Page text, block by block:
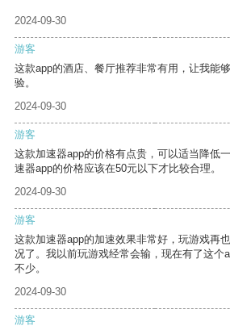
2024-09-30
游客
这款app的酒店、餐厅推荐非常有用，让我能
验。
2024-09-30
游客
这款加速器app的价格有点贵，可以适当降低
速器app的价格应该在50元以下才比较合理。
2024-09-30
游客
这款加速器app的加速效果非常好，玩游戏再
况了。我以前玩游戏经常会输，现在有了这个
不少。
2024-09-30
游客